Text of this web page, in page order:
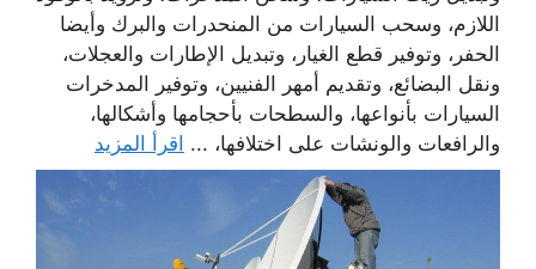
اللازم، وسحب السيارات من المنحدرات والبرك وأيضا
الحفر، وتوفير قطع الغيار، وتبديل الإطارات والعجلات،
ونقل البضائع، وتقديم أمهر الفنيين، وتوفير المدخرات
السيارات بأنواعها، والسطحات بأحجامها وأشكالها،
والرافعات والونشات على اختلافها، ... اقرأ المزيد